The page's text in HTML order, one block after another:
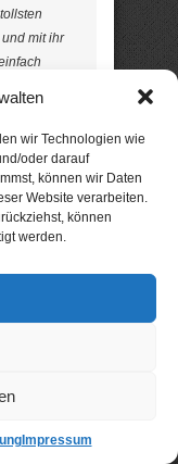
wir Technologien wie
oder darauf
können wir Daten
Website verarbeiten.
können
werden.
Impressum
mit ihr
dem
lebt es!
Jan in
– die
zeigen:
das
das
und
als